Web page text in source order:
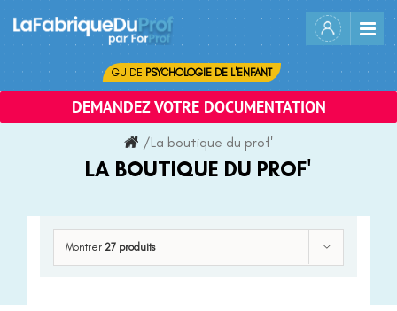
content
GUIDE PSYCHOLOGIE DE L'ENFANT
DEMANDEZ VOTRE DOCUMENTATION
/La boutique du prof'
LA BOUTIQUE DU PROF'
Montrer 27 produits